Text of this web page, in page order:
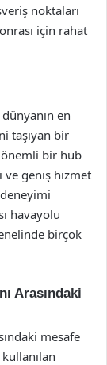
noktaları
için rahat
en
taşıyan bir
önemli bir hub
ve geniş hizmet
havayolu
birçok
Arasındaki
mesafe